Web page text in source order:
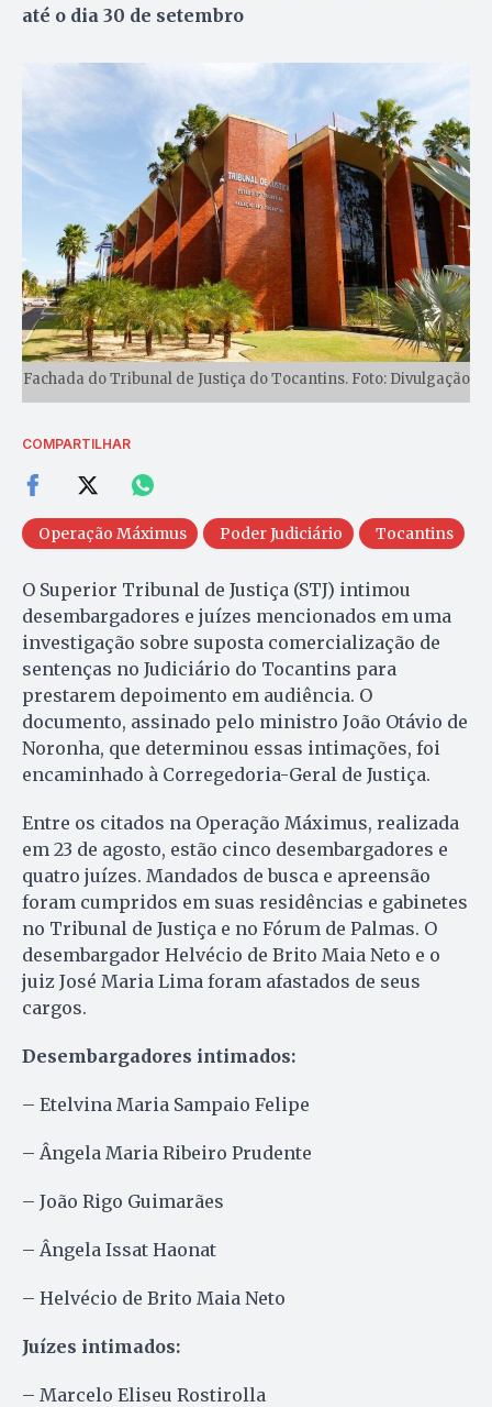
até o dia 30 de setembro
Fachada do Tribunal de Justiça do Tocantins. Foto: Divulgação
COMPARTILHAR
Operação Máximus Poder Judiciário Tocantins
O Superior Tribunal de Justiça (STJ) intimou
desembargadores e juízes mencionados em uma
investigação sobre suposta comercialização de
sentenças no Judiciário do Tocantins para
prestarem depoimento em audiência. O
documento, assinado pelo ministro João Otávio de
Noronha, que determinou essas intimações, foi
encaminhado à Corregedoria-Geral de Justiça.
Entre os citados na Operação Máximus, realizada
em 23 de agosto, estão cinco desembargadores e
quatro juízes. Mandados de busca e apreensão
foram cumpridos em suas residências e gabinetes
no Tribunal de Justiça e no Fórum de Palmas. O
desembargador Helvécio de Brito Maia Neto e o
juiz José Maria Lima foram afastados de seus
cargos.
Desembargadores intimados:
– Etelvina Maria Sampaio Felipe
– Ângela Maria Ribeiro Prudente
– João Rigo Guimarães
– Ângela Issat Haonat
– Helvécio de Brito Maia Neto
Juízes intimados:
– Marcelo Eliseu Rostirolla